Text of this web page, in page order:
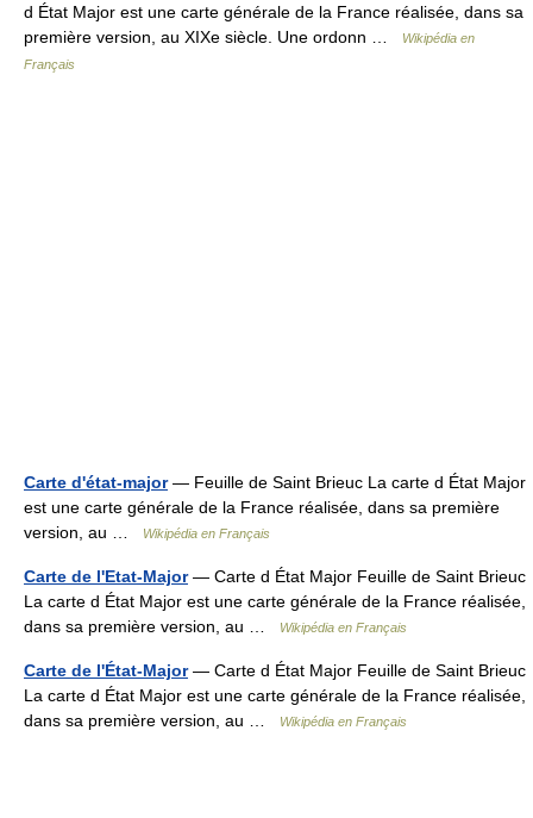
d État Major est une carte générale de la France réalisée, dans sa
première version, au XIXe siècle. Une ordonn …
Wikipédia en
Français
Carte d'état-major— Feuille de Saint Brieuc La carte d État Major
est une carte générale de la France réalisée, dans sa première
version, au …
Wikipédia en Français
Carte de l'Etat-Major— Carte d État Major Feuille de Saint Brieuc
La carte d État Major est une carte générale de la France réalisée,
dans sa première version, au …
Wikipédia en Français
Carte de l'État-Major— Carte d État Major Feuille de Saint Brieuc
La carte d État Major est une carte générale de la France réalisée,
dans sa première version, au …
Wikipédia en Français